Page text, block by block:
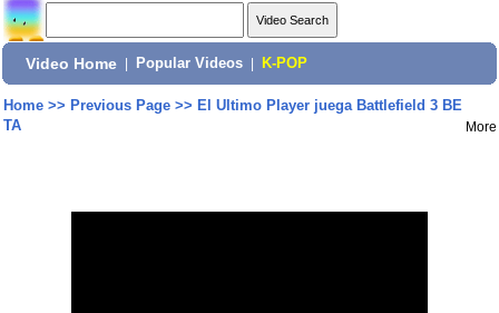
Video Home Popular Videos K-POP
Home>> Previous Page>> El Ultimo Player juega Battlefield 3 BE
TA
More